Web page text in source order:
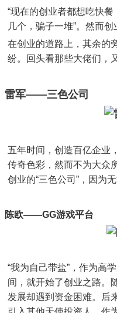
“现在的创业者都想吃快
几个，骗子一堆”。然而
在创业的道路上，其余的
纷。回头看那些大佬们，
雷军——三色公司
五年时间，创造百亿企业
传奇色彩，然而不为大众
创业的“三色公司”，因为
陈欧——GG游戏平台
“我为自己带盐”，作为高
间，就开始了创业之路。
发展却遇到资金困难。后